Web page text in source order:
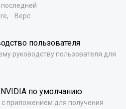
последней
Верс...
пользователя
руководству пользователя для
NVIDIA по умолчанию
приложением для получения